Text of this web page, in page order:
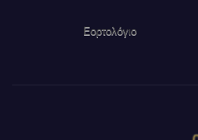
Εορτολόγιο